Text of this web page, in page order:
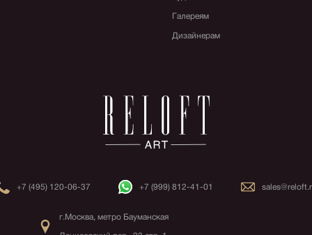
Галереям
Дизайнерам
+7 (495) 120-06-37 +7 (999) 812-41-01
г.Москва, метро Бауманская